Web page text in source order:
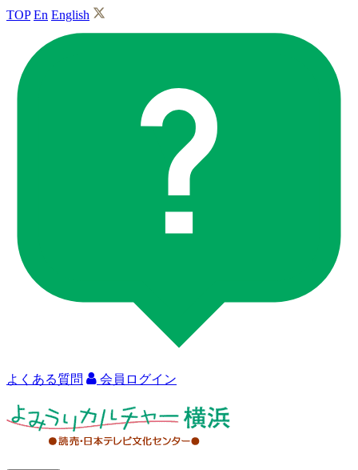
TOP En English
よくある質問 会員ログイン